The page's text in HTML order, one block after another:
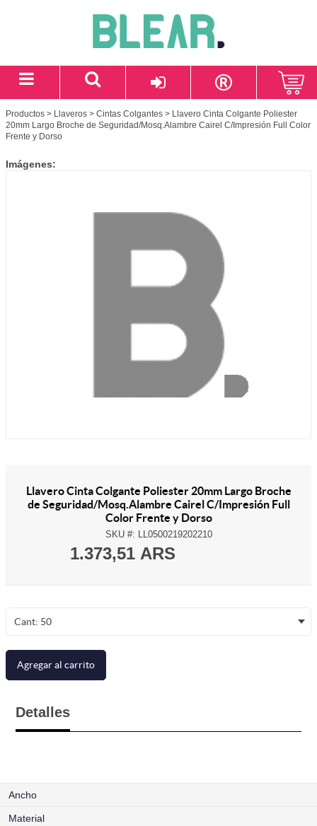
Productos > Llaveros > Cintas Colgantes > Llavero Cinta Colgante Poliester
20mm Largo Broche de Seguridad/Mosq.Alambre Cairel C/Impresión Full Color
Frente y Dorso
Imágenes:
Llavero Cinta Colgante Poliester 20mm Largo Broche
de Seguridad/Mosq.Alambre Cairel C/Impresión Full
Color Frente y Dorso
SKU #: LL0500219202210
1.373,51 ARS
Cant: 50
Agregar al carrito
Detalles
Ancho
Material